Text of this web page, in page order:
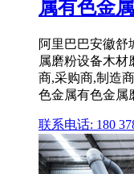
属有色金
阿里巴巴安徽舒
属磨粉设备木材
商,采购商,制造
色金属有色金属
联系电话: 180